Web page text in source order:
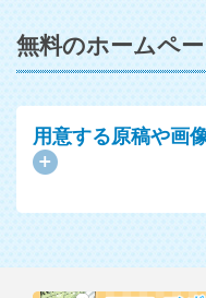
無料のホームペ
用意する原稿や画